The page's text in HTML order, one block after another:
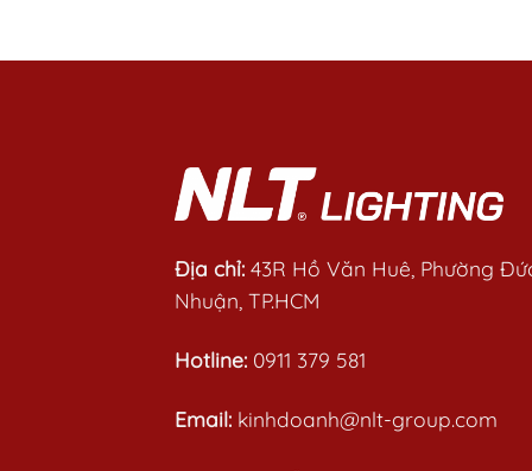
Địa chỉ: 43R Hồ Văn Huê, Phường
Nhuận, TP.HCM
Hotline: 0911 379 581
Email: kinhdoanh@nlt-group.com